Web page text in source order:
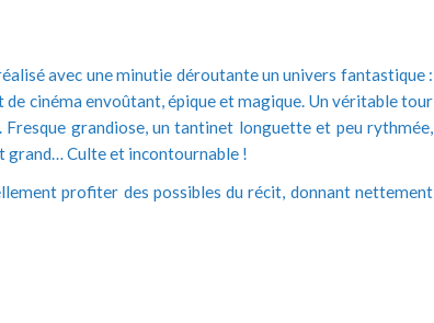
avec une minutie déroutante un univers fantastique :
cinéma envoûtant, épique et magique. Un véritable tour
grandiose, un tantinet longuette et peu rythmée,
grand… Culte et incontournable !
profiter des possibles du récit, donnant nettement